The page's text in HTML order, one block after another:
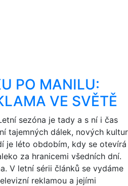
PO MANILU:
VE SVĚTĚ
sezóna je tady a s ní i čas
tajemných dálek, nových kultur
je léto obdobím, kdy se otevírá
za hranicemi všedních dní.
V letní sérii článků se vydáme
reklamou a jejími